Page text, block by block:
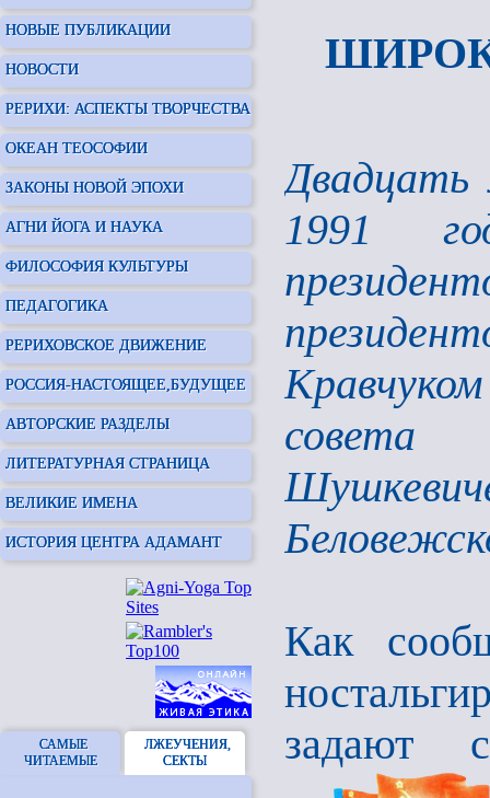
НОВЫЕ ПУБЛИКАЦИИ
НОВОСТИ
РЕРИХИ: АСПЕКТЫ ТВОРЧЕСТВА
ОКЕАН ТЕОСОФИИ
ЗАКОНЫ НОВОЙ ЭПОХИ
АГНИ ЙОГА И НАУКА
ФИЛОСОФИЯ КУЛЬТУРЫ
ПЕДАГОГИКА
РЕРИХОВСКОЕ ДВИЖЕНИЕ
РОССИЯ-НАСТОЯЩЕЕ,БУДУЩЕЕ
АВТОРСКИЕ РАЗДЕЛЫ
ЛИТЕРАТУРНАЯ СТРАНИЦА
ВЕЛИКИЕ ИМЕНА
ИСТОРИЯ ЦЕНТРА АДАМАНТ
САМЫЕ
ЧИТАЕМЫЕ
ЛЖЕУЧЕНИЯ,
СЕКТЫ
Двадцать
1991
совета
Как
задают